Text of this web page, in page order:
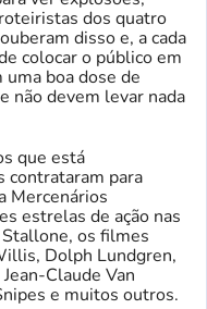
dos quatro
disso e, a cada
colocar o público em
boa dose de
não devem levar nada
que está
contrataram para
Mercenários
estrelas de ação nas
os filmes
Dolph Lundgren,
Claude Van
e muitos outros.